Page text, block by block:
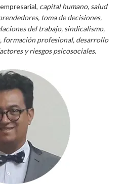
capital humano, salud
toma de decisiones,
del trabajo, sindicalismo,
formación profesional, desarrollo
y riesgos psicosociales.